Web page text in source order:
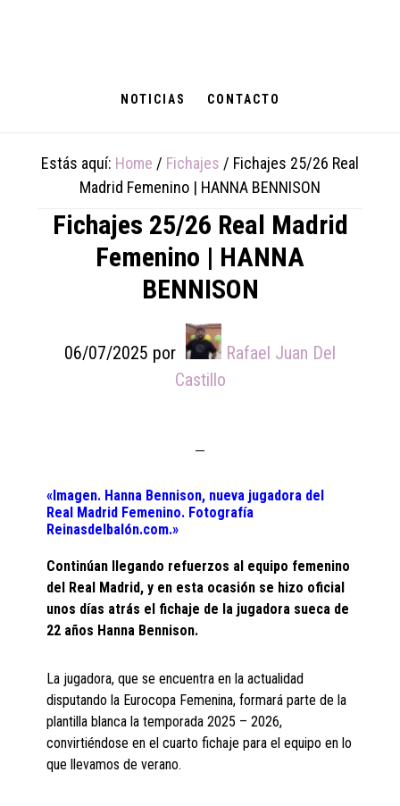
NOTICIAS CONTACTO
Estás aquí: Home / Fichajes / Fichajes 25/26 Real
Madrid Femenino | HANNA BENNISON
Fichajes 25/26 Real Madrid
Femenino | HANNA
BENNISON
06/07/2025 por
Rafael Juan Del
Castillo
«Imagen. Hanna Bennison, nueva jugadora del
Real Madrid Femenino. Fotografía
Reinasdelbalón.com.»
Continúan llegando refuerzos al equipo femenino
del Real Madrid, y en esta ocasión se hizo oficial
unos días atrás el fichaje de la jugadora sueca de
22 años Hanna Bennison.
La jugadora, que se encuentra en la actualidad
disputando la Eurocopa Femenina, formará parte de la
plantilla blanca la temporada 2025 – 2026,
convirtiéndose en el cuarto fichaje para el equipo en lo
que llevamos de verano.